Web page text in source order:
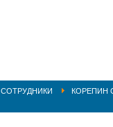
СОТРУДНИКИ КОРЕПИН